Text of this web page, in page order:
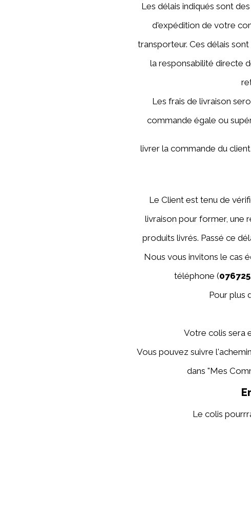
Les délais indiqués sont
d'expédition de votre
transporteur. Ces délais
la responsabilité directe
Les frais de livraison
commande égale ou
livrer la commande du
Le Client est tenu de
livraison pour former, une
produits livrés. Passé ce
Nous vous invitons le cas
téléphone (
Pour plus
Votre colis sera
Vous pouvez suivre
dans "Mes
Le colis